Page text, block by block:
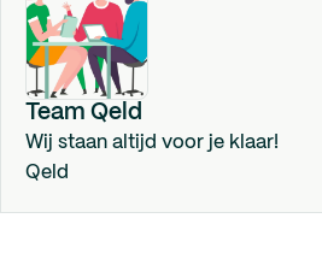
Team Qeld
Wij staan altijd voor je klaar!
Qeld